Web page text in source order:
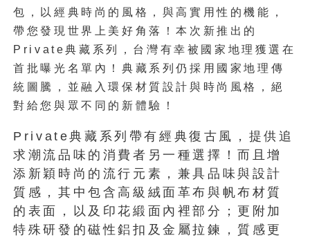
包，以經典時尚的風格，與高實用性的機能，
帶您發現世界上美好角落！本次新推出的
Private典藏系列
，台灣有幸被國家地理獲選在
首批曝光名單內！典藏系列仍採用國家地理傳
統圖騰，並融入環保材質設計與時尚風格，絕
對給您與眾不同的新體驗！
Private典藏系列帶有經典復古風，提供追
求潮流品味的消費者另一種選擇！而且增
添新穎時尚的流行元素，兼具品味與設計
質感，其中包含高級絨面革布與帆布材質
的表面，以及印花緞面內裡部分；更附加
特殊研發的磁性鋁扣及金屬拉鍊，質感更